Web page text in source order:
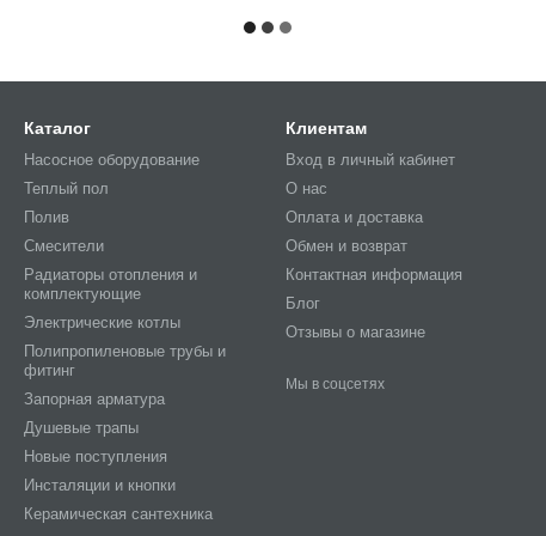
Каталог
Насосное оборудование
Теплый пол
Полив
Смесители
Радиаторы отопления и
комплектующие
Электрические котлы
Полипропиленовые трубы и
фитинг
Запорная арматура
Душевые трапы
Новые поступления
Инсталяции и кнопки
Керамическая сантехника
Клиентам
Вход в личный кабинет
О нас
Оплата и доставка
Обмен и возврат
Контактная информация
Блог
Отзывы о магазине
Мы в соцсетях